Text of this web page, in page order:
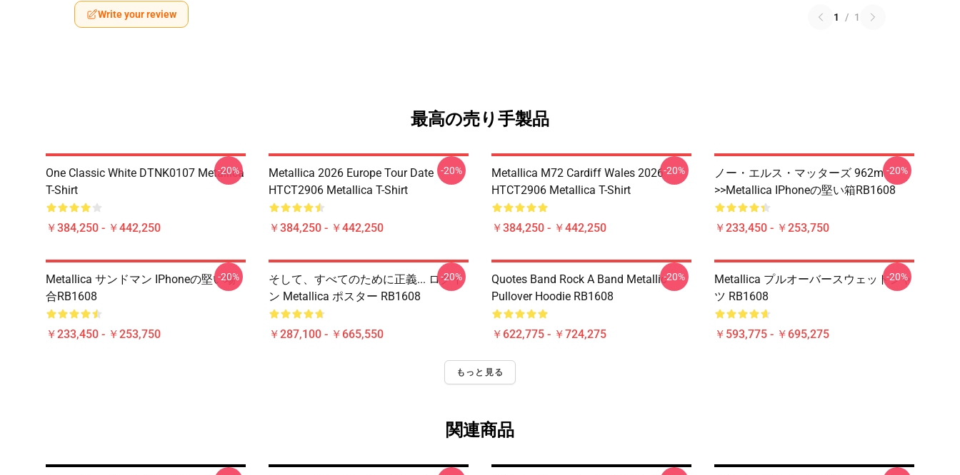
Write your review 1 / 1
最高の売り手製品
One Classic White DTNK0107 Metallica
T-Shirt
￥384,250 - ￥442,250
-20%
Metallica 2026 Europe Tour Date
HTCT2906 Metallica T-Shirt
￥384,250 - ￥442,250
-20%
Metallica M72 Cardiff Wales 2026
HTCT2906 Metallica T-Shirt
￥384,250 - ￥442,250
-20%
ノー・エルス・マッターズ 962m
>>metallica IPhoneの堅い箱RB1608
￥233,450 - ￥253,750
-20%
Metallica サンドマン IPhoneの堅い場
合RB1608
￥233,450 - ￥253,750
-20%
そして、すべてのために正義... ログイ
ン Metallica ポスター RB1608
￥287,100 - ￥665,550
-20%
Quotes Band Rock A Band Metallic
Pullover Hoodie RB1608
￥622,775 - ￥724,275
-20%
Metallica プルオーバースウェットシャ
ツ RB1608
￥593,775 - ￥695,275
-20%
もっと見る
関連商品